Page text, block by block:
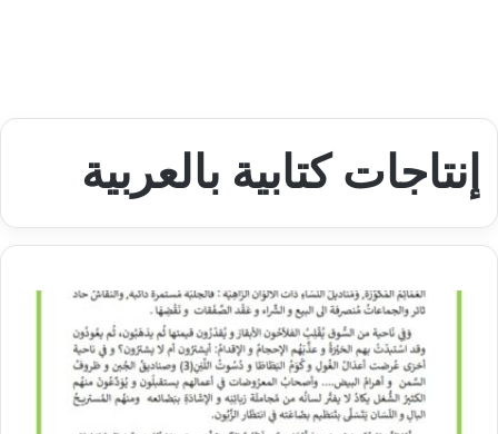
إنتاجات كتابية بالعربية